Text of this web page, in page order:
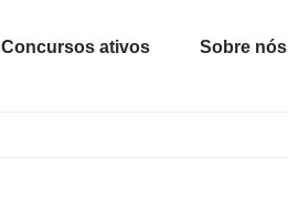
Concursos ativos Sobre nós